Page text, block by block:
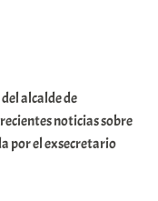
alcalde de
noticias sobre
por el exsecretario